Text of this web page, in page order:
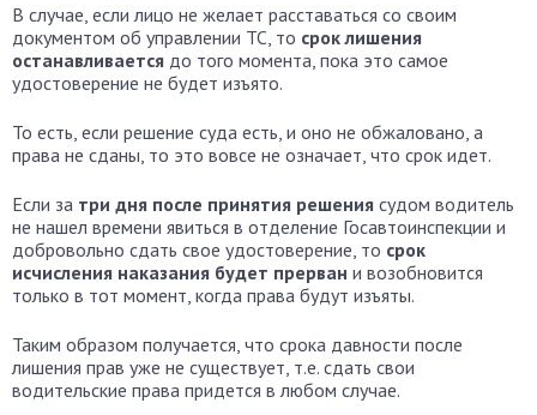
В случае, если лицо не желает расставаться со своим
документом об управлении ТС, то срок лишения
останавливается до того момента, пока это самое
удостоверение не будет изъято.
То есть, если решение суда есть, и оно не обжаловано, а
права не сданы, то это вовсе не означает, что срок идет.
Если за три дня после принятия решения судом водитель
не нашел времени явиться в отделение Госавтоинспекции и
добровольно сдать свое удостоверение, то срок
исчисления наказания будет прерван и возобновится
только в тот момент, когда права будут изъяты.
Таким образом получается, что срока давности после
лишения прав уже не существует, т.е. сдать свои
водительские права придется в любом случае.